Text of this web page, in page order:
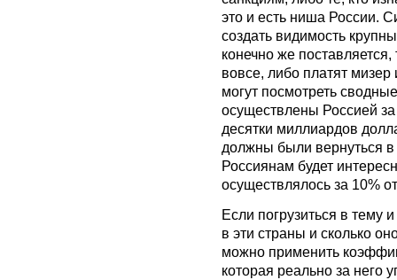
это и есть ниша России.
создать видимость
конечно же поставляется,
вовсе, либо платят
могут посмотреть
осуществлены Россией
десятки миллиардов
должны были вернуться в
Россиянам будет
осуществлялось за 10%
Если погрузиться в тему
в эти страны и сколько
можно применить
которая реально за него